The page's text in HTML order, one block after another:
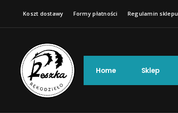
Koszt dostawy Formy płatności Regulamin sklepu
Home Sklep